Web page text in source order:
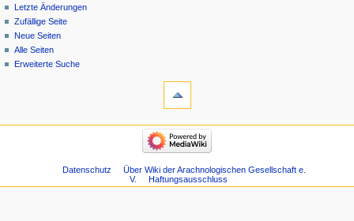
Letzte Änderungen
Zufällige Seite
Neue Seiten
Alle Seiten
Erweiterte Suche
Datenschutz
Über Wiki der Arachnologischen Gesellschaft e.
V.
Haftungsausschluss